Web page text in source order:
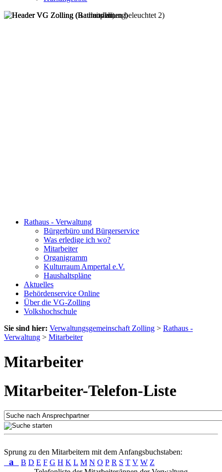
Rathaus - Verwaltung
Bürgerbüro und Bürgerservice
Was erledige ich wo?
Mitarbeiter
Organigramm
Kulturraum Ampertal e.V.
Haushaltspläne
Aktuelles
Behördenservice Online
Über die VG-Zolling
Volkshochschule
Sie sind hier: Verwaltungsgemeinschaft Zolling > Rathaus -
Verwaltung > Mitarbeiter
Mitarbeiter
Mitarbeiter-Telefon-Liste
Sprung zu den Mitarbeitern mit dem Anfangsbuchstaben:
a B D E F G H K L M N O P R S T V W Z